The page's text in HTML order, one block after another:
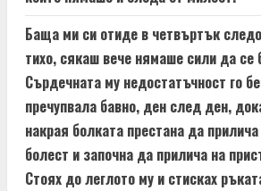
Баща ми си отиде в четвъртък
тихо, сякаш вече нямаше сили да се
Сърдечната му недостатъчност го
пречупвала бавно, ден след ден,
накрая болката престана да
болест и започна да прилича на
Стоях до леглото му и стисках